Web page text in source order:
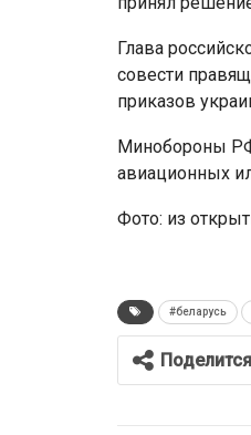
Глава
совести
приказов
Минобороны РФ
авиационных
Фото: из
#беларусь
Поделится